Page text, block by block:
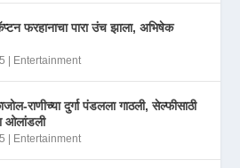
फरहानाचा पारा उंच झाला, अभिषेक
| Entertainment
राणीच्या दुर्गा पंडलला गाठली, सेल्फीसाठी
ओलांडली
| Entertainment